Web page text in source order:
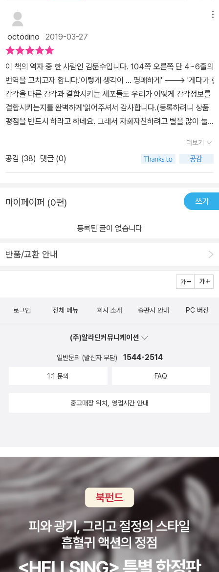
octodino 2019-03-27
이 책의 역자 중 한 사람인 김문수입니다. 104쪽 오른쪽 단 4~6줄의
번역을 고치고자 합니다.'이렇게 생각이 ... 명쾌하게' ---> '게다가 한
감각을 다른 감각과 결합시키는 세포들도 우리가 어떻게 감각정보를
결합시키는지를 완벽하게'읽어주셔서 감사합니다.(등록하려니 상품
평점을 반드시 하라고 하네요. 그래서 자화자찬하려고 별을 많이 눌
더보기
공감 (38) 댓글 (0)
마이페이퍼 (0편) 쓰기
등록된 글이 없습니다
반품/교환 안내
로그인 전체 메뉴 회사 소개 출판사 안내 PC 버전
(주)알라딘커뮤니케이션
일반문의 (발신자 부담) 1544-2514
1:1 문의 FAQ
중고매장 위치, 영업시간 안내